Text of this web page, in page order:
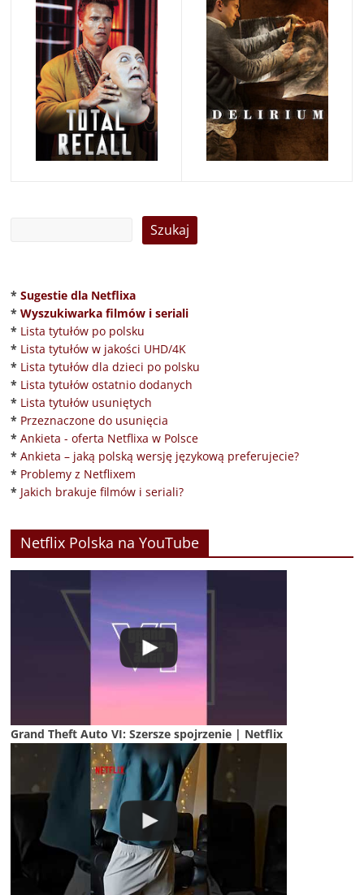
* Sugestie dla Netflixa
* Wyszukiwarka filmów i seriali
* Lista tytułów po polsku
* Lista tytułów w jakości UHD/4K
* Lista tytułów dla dzieci po polsku
* Lista tytułów ostatnio dodanych
* Lista tytułów usuniętych
* Przeznaczone do usunięcia
* Ankieta - oferta Netflixa w Polsce
* Ankieta – jaką polską wersję językową preferujecie?
* Problemy z Netflixem
* Jakich brakuje filmów i seriali?
Netflix Polska na YouTube
Grand Theft Auto VI: Szersze spojrzenie | Netflix